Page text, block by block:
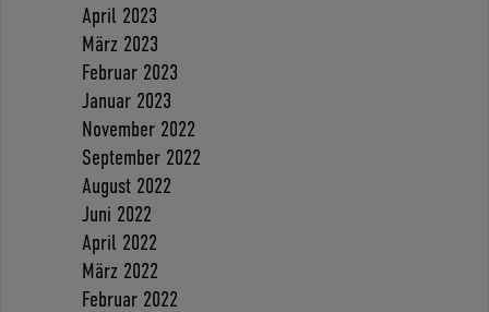
April 2023
März 2023
Februar 2023
Januar 2023
November 2022
September 2022
August 2022
Juni 2022
April 2022
März 2022
Februar 2022